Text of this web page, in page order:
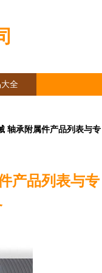
全
轴承附属件产品列表与专
产品列表与专